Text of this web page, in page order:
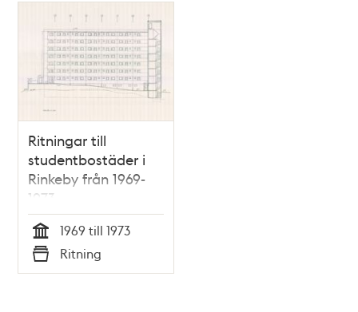
Ritningar till
studentbostäder i
Rinkeby från 1969-
1973
Tid
1969 till 1973
Typ
Ritning